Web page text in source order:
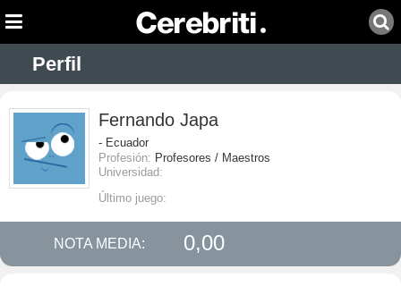
Perfil
Fernando Japa
- Ecuador
Profesión: Profesores / Maestros
Universidad:
Último juego:
NOTA MEDIA: 0,00